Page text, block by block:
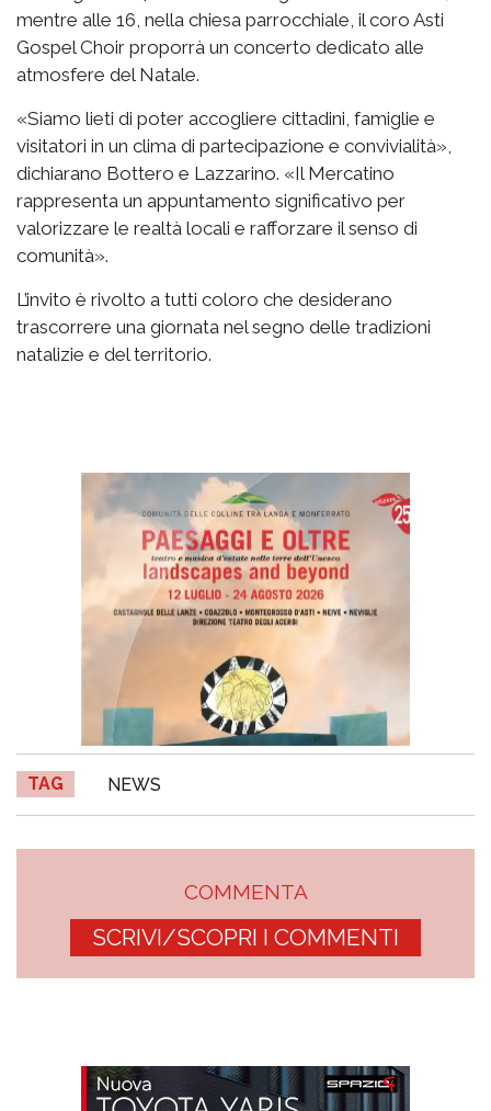
mentre alle 16, nella chiesa parrocchiale, il coro Asti
Gospel Choir proporrà un concerto dedicato alle
atmosfere del Natale.
«Siamo lieti di poter accogliere cittadini, famiglie e
visitatori in un clima di partecipazione e convivialità»,
dichiarano Bottero e Lazzarino. «Il Mercatino
rappresenta un appuntamento significativo per
valorizzare le realtà locali e rafforzare il senso di
comunità».
L’invito è rivolto a tutti coloro che desiderano
trascorrere una giornata nel segno delle tradizioni
natalizie e del territorio.
TAG NEWS
COMMENTA
SCRIVI/SCOPRI I COMMENTI